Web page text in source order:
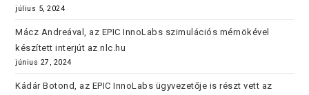
július 5, 2024
Mácz Andreával, az EPIC InnoLabs szimulációs mérnökével
készített interjút az nlc.hu
június 27, 2024
Kádár Botond, az EPIC InnoLabs ügyvezetője is részt vett az